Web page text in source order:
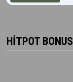
HITPOT